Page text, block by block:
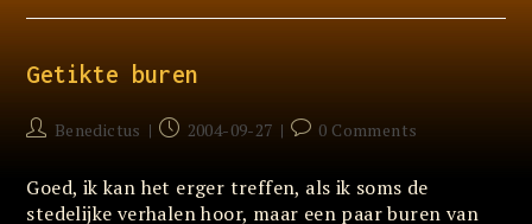
Meer
Getikte buren
PostBenedictus
Post2004-09-27
Post0 Comments
Goed, ik kan het erger treffen, als ik soms de
stedelijke verhalen hoor, maar een paar buren van